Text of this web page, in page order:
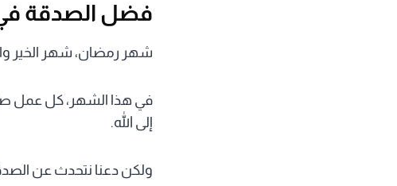
فضل الصدقة في
شهر رمضان، شهر الخير
في هذا الشهر، كل عمل
إلى الله.
ولكن دعنا نتحدث عن